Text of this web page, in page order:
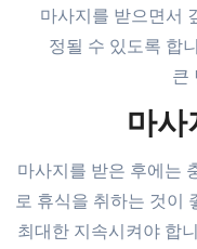
마사지를 받으면서
정될 수 있도록 합
큰
마사
마사지를 받은 후에는
로 휴식을 취하는 것이
최대한 지속시켜야 합